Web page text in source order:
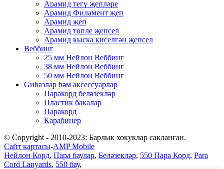
Арамид тегү җепләре
Арамид Филамент җеп
Арамид җеп
Арамид төпле җепсел
Арамид кыска киселгән җепсел
Веббинг
25 мм Нейлон Веббинг
38 мм Нейлон Веббинг
50 мм Нейлон Веббинг
Gиһазлар һәм аксессуарлар
Паракорд беләзекләр
Пластик бакалар
Паракорд
Карабинер
© Copyright - 2010-2023: Барлык хокуклар сакланган.
Сайт картасы-AMP Mobile
Нейлон Корд, Пара баулар, Беләзекләр, 550 Пара Корд, Para
Cord Lanyards, 550 бау,